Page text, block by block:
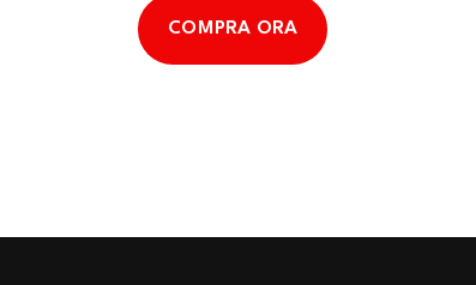
COMPRA ORA